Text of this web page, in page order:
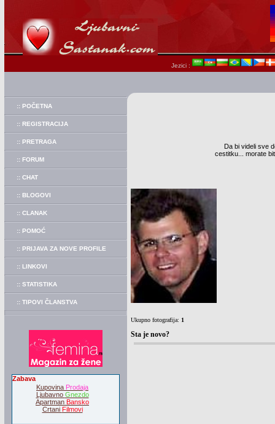
Jezici :
:: POČETNA
:: REGISTRACIJA
:: PRETRAGA
:: FORUM
:: CHAT
:: BLOGOVI
:: CLANAK
:: POMOĆ
:: PRIJAVA ZA NOVE PROFILE
:: LINKOVI
:: STATISTIKA
:: TIPOVI ČLANSTVA
Zabava
Kupovina Prodaja
Ljubavno Gnezdo
Apartman Bansko
Crtani Filmovi
Da bi videli sve
cestitku... morate
Ukupno fotografija: 1
Sta je novo?